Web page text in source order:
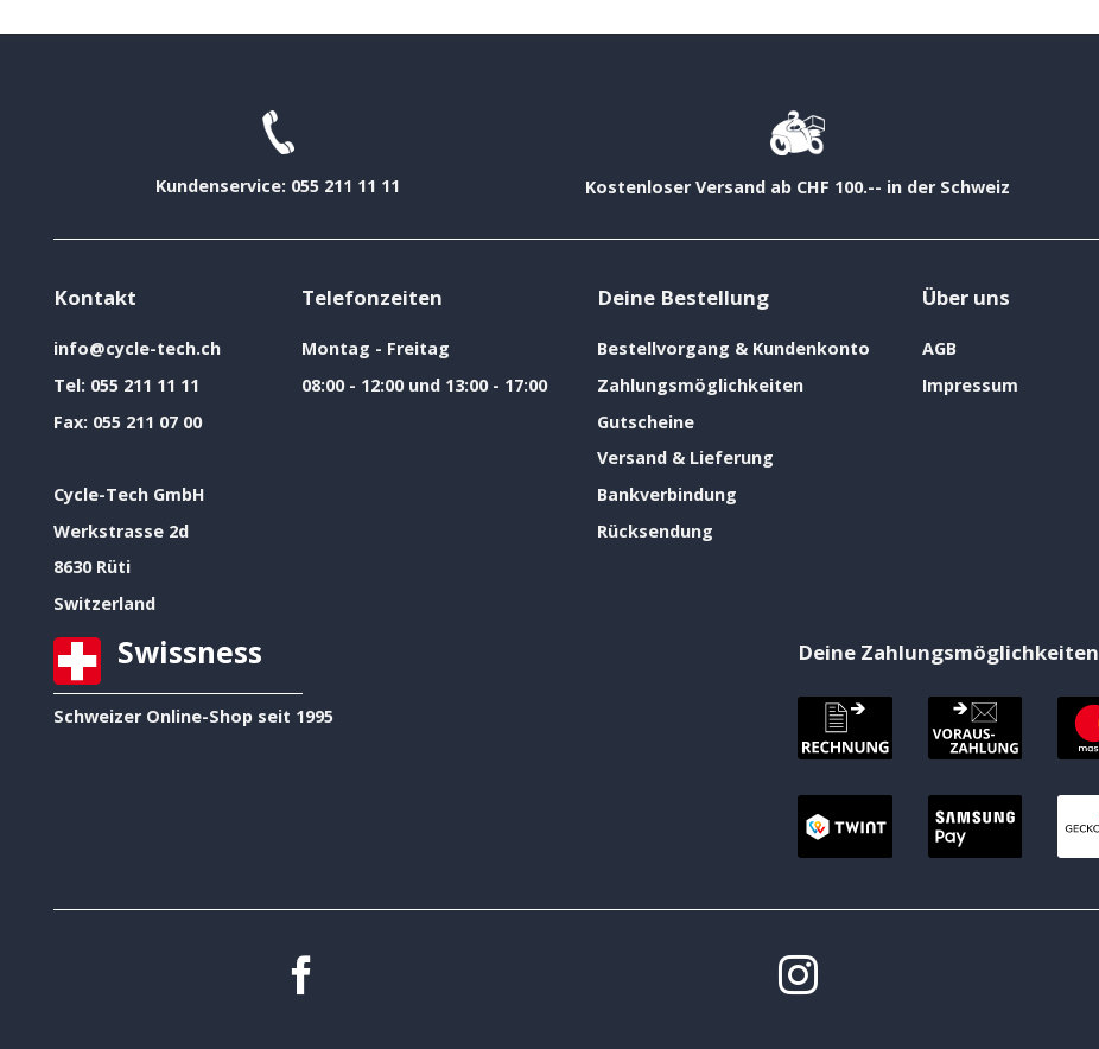
Kundenservice: 055 211 11 11 Kostenloser Versand ab CHF 100.-- in der Schweiz
Kontakt
info@cycle-tech.ch
Tel: 055 211 11 11
Fax: 055 211 07 00
Cycle-Tech GmbH
Werkstrasse 2d
8630 Rüti
Switzerland
Telefonzeiten
Montag - Freitag
08:00 - 12:00 und 13:00 - 17:00
Deine Bestellung
Bestellvorgang & Kundenkonto
Zahlungsmöglichkeiten
Gutscheine
Versand & Lieferung
Bankverbindung
Rücksendung
Über uns
AGB
Impressum
Swissness
Schweizer Online-Shop seit 1995
Deine Zahlungsmöglichkeiten